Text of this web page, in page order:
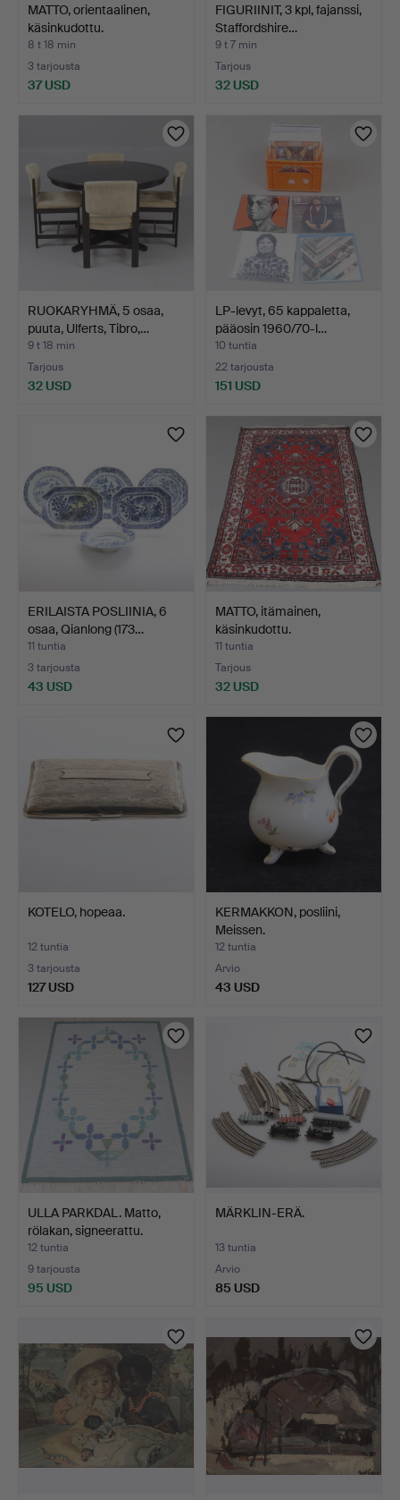
MATTO, orientaalinen,
käsinkudottu.
8 t 18 min
3 tarjousta
37 USD
FIGURIINIT, 3 kpl, fajanssi,
Staffordshire…
9 t 7 min
Tarjous
32 USD
RUOKARYHMÄ, 5 osaa,
puuta, Ulferts, Tibro,…
9 t 18 min
Tarjous
32 USD
LP-levyt, 65 kappaletta,
pääosin 1960/70-l…
10 tuntia
22 tarjousta
151 USD
ERILAISTA POSLIINIA, 6
osaa, Qianlong (173…
11 tuntia
3 tarjousta
43 USD
MATTO, itämainen,
käsinkudottu.
11 tuntia
Tarjous
32 USD
KOTELO, hopeaa.
12 tuntia
3 tarjousta
127 USD
KERMAKKON, posliini,
Meissen.
12 tuntia
Arvio
43 USD
ULLA PARKDAL. Matto,
rölakan, signeerattu.
12 tuntia
9 tarjousta
95 USD
MÄRKLIN-ERÄ.
13 tuntia
Arvio
85 USD